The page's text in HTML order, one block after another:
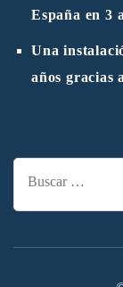
España en 3
Una
años gracias